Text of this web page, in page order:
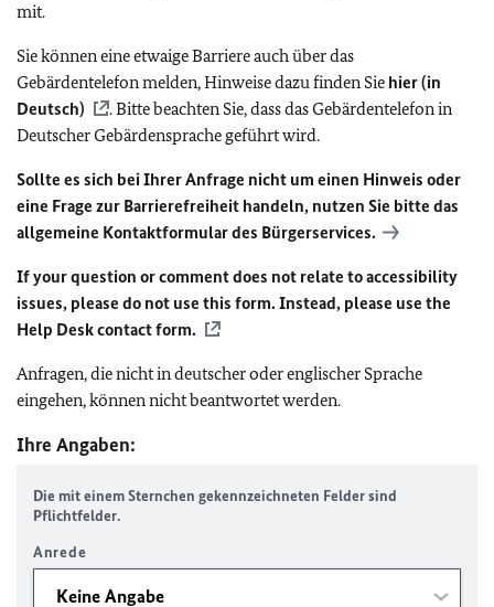
mit.
Sie können eine etwaige Barriere auch über das
Gebärdentelefon melden, Hinweise dazu finden Sie hier (in
Deutsch)
. Bitte beachten Sie, dass das Gebärdentelefon in
Deutscher Gebärdensprache geführt wird.
Sollte es sich bei Ihrer Anfrage nicht um einen Hinweis oder
eine Frage zur Barrierefreiheit handeln, nutzen Sie bitte das
allgemeine Kontaktformular des Bürgerservices.
If your question or comment does not relate to accessibility
issues, please do not use this form. Instead, please use the
Help Desk contact form.
Anfragen, die nicht in deutscher oder englischer Sprache
eingehen, können nicht beantwortet werden.
Ihre Angaben:
Die mit einem Sternchen gekennzeichneten Felder sind
Pflichtfelder.
Anrede